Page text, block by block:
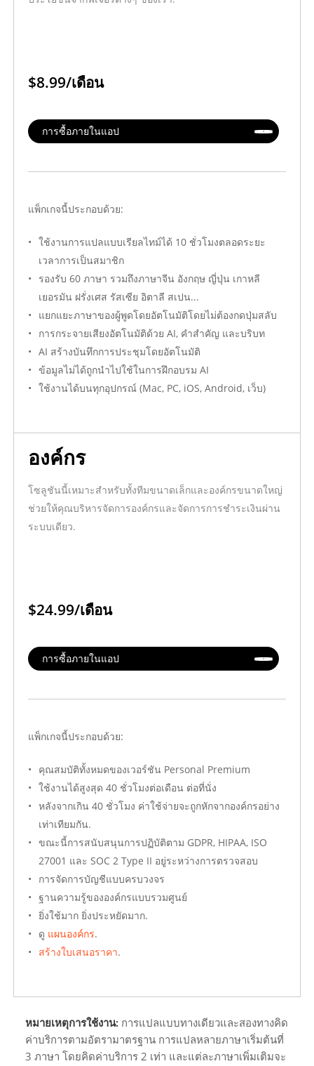
$8.99/เดือน
การซื้อภายในแอป
แพ็กเกจนี้ประกอบด้วย:
ใช้งานการแปลแบบเรียลไทม์ได้ 10 ชั่วโมงตลอดระยะ
เวลาการเป็นสมาชิก
รองรับ 60 ภาษา รวมถึงภาษาจีน อังกฤษ ญี่ปุ่น เกาหลี
เยอรมัน ฝรั่งเศส รัสเซีย อิตาลี สเปน...
แยกแยะภาษาของผู้พูดโดยอัตโนมัติโดยไม่ต้องกดปุ่มสลับ
การกระจายเสียงอัตโนมัติด้วย AI, คำสำคัญ และบริบท
AI สร้างบันทึกการประชุมโดยอัตโนมัติ
ข้อมูลไม่ได้ถูกนำไปใช้ในการฝึกอบรม AI
ใช้งานได้บนทุกอุปกรณ์ (Mac, PC, iOS, Android, เว็บ)
องค์กร
โซลูชันนี้เหมาะสำหรับทั้งทีมขนาดเล็กและองค์กรขนาดใหญ่
ช่วยให้คุณบริหารจัดการองค์กรและจัดการการชำระเงินผ่าน
ระบบเดียว.
$24.99/เดือน
การซื้อภายในแอป
แพ็กเกจนี้ประกอบด้วย:
คุณสมบัติทั้งหมดของเวอร์ชัน Personal Premium
ใช้งานได้สูงสุด 40 ชั่วโมงต่อเดือน ต่อที่นั่ง
หลังจากเกิน 40 ชั่วโมง ค่าใช้จ่ายจะถูกหักจากองค์กรอย่าง
เท่าเทียมกัน.
ขณะนี้การสนับสนุนการปฏิบัติตาม GDPR, HIPAA, ISO
27001 และ SOC 2 Type II อยู่ระหว่างการตรวจสอบ
การจัดการบัญชีแบบครบวงจร
ฐานความรู้ขององค์กรแบบรวมศูนย์
ยิ่งใช้มาก ยิ่งประหยัดมาก.
ดู แผนองค์กร.
สร้างใบเสนอราคา.
หมายเหตุการใช้งาน: การแปลแบบทางเดียวและสองทางคิด
ค่าบริการตามอัตรามาตรฐาน การแปลหลายภาษาเริ่มต้นที่
3 ภาษา โดยคิดค่าบริการ 2 เท่า และแต่ละภาษาเพิ่มเติมจะ
ขององค์กร.
ข้อมูลส่วนลด
ชำระเงินในระบบเสร็จสิ้น.
เงื่อนไขทางการค้า
การเปิดใช้งาน: บัญชีองค์กรที่เลือกไว้จะถูกเปิดใช้งานหลังจากชำระเงินเ
หน้านี้เป็นตัวอย่างราคาแบบเรียลไทม์ในรูปแบบ HTML ยอดคงเหลือส่วนเกินแล